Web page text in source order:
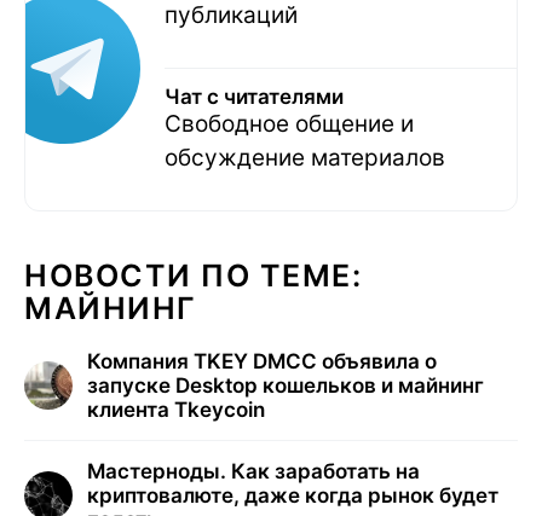
публикаций
Чат с читателями
Свободное общение и
обсуждение материалов
НОВОСТИ ПО ТЕМЕ:
МАЙНИНГ
Компания TKEY DMCC объявила о
запуске Desktop кошельков и майнинг
клиента Tkeycoin
Мастерноды. Как заработать на
криптовалюте, даже когда рынок будет